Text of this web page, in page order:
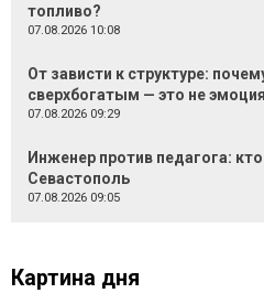
топливо?
07.08.2026 10:08
От зависти к структуре:
сверхбогатым — это не эмоция
07.08.2026 09:29
Инженер против педагога:
Севастополь
07.08.2026 09:05
Картина дня